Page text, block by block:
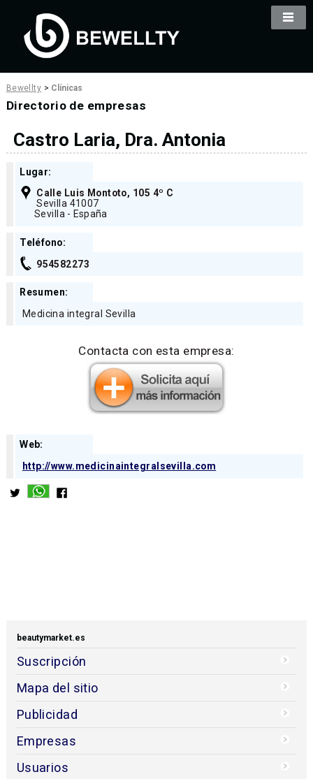
Bewellty > Clínicas
Directorio de empresas
Castro Laria, Dra. Antonia
Lugar:
Calle Luis Montoto, 105 4º C
Sevilla 41007
Sevilla - España
Teléfono:
954582273
Resumen:
Medicina integral Sevilla
Contacta con esta empresa:
Web:
http://www.medicinaintegralsevilla.com
beautymarket.es
Suscripción
Mapa del sitio
Publicidad
Empresas
Usuarios